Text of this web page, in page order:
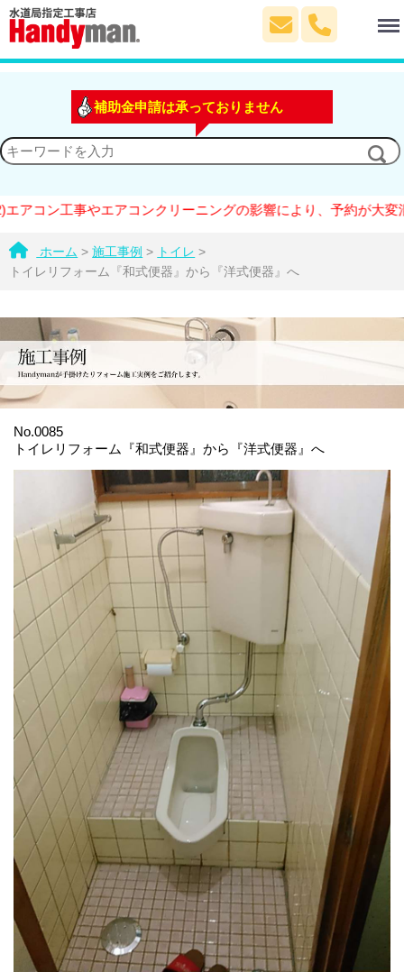
補助金申請は承っておりません
工事やエアコンクリーニングの影響により、予約が大変混雑し
ホーム >施工事例 > トイレ >
トイレリフォーム『和式便器』から『洋式便器』へ
No.0085
トイレリフォーム『和式便器』から『洋式便器』へ